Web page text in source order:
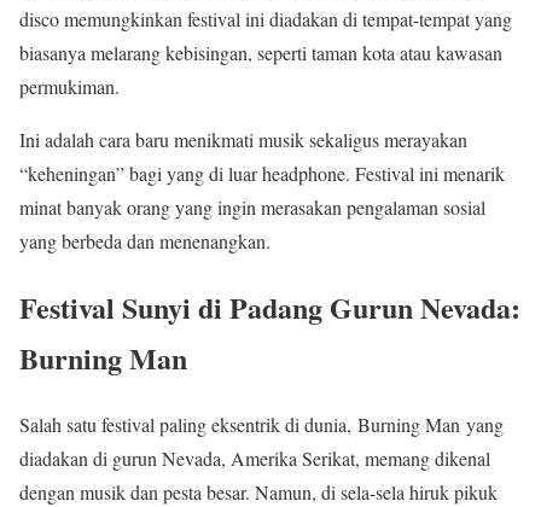
disco memungkinkan festival ini diadakan di tempat-tempat yang
biasanya melarang kebisingan, seperti taman kota atau kawasan
permukiman.
Ini adalah cara baru menikmati musik sekaligus merayakan
“keheningan” bagi yang di luar headphone. Festival ini menarik
minat banyak orang yang ingin merasakan pengalaman sosial
yang berbeda dan menenangkan.
Festival Sunyi di Padang Gurun Nevada:
Burning Man
Salah satu festival paling eksentrik di dunia, Burning Man yang
diadakan di gurun Nevada, Amerika Serikat, memang dikenal
dengan musik dan pesta besar. Namun, di sela-sela hiruk pikuk